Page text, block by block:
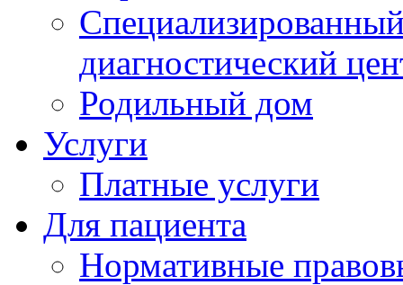
диагностический
Родильный дом
Услуги
Платные услуги
Для пациента
Нормативные